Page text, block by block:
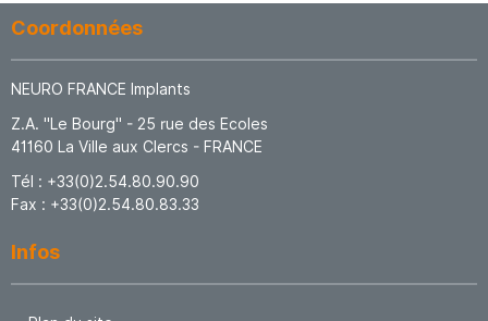
Coordonnées
NEURO FRANCE Implants
Z.A. "Le Bourg" - 25 rue des Ecoles
41160
La Ville aux Clercs FRANCE
Tél : +33(0)2.54.80.90.90
Fax : +33(0)2.54.80.83.33
Infos